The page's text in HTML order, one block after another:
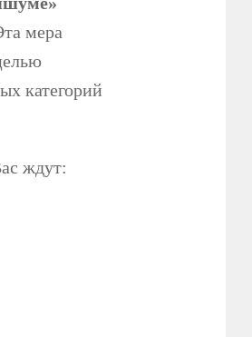
мера
категорий
ждут: